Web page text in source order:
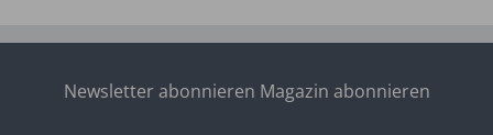
Newsletter abonnieren Magazin abonnieren